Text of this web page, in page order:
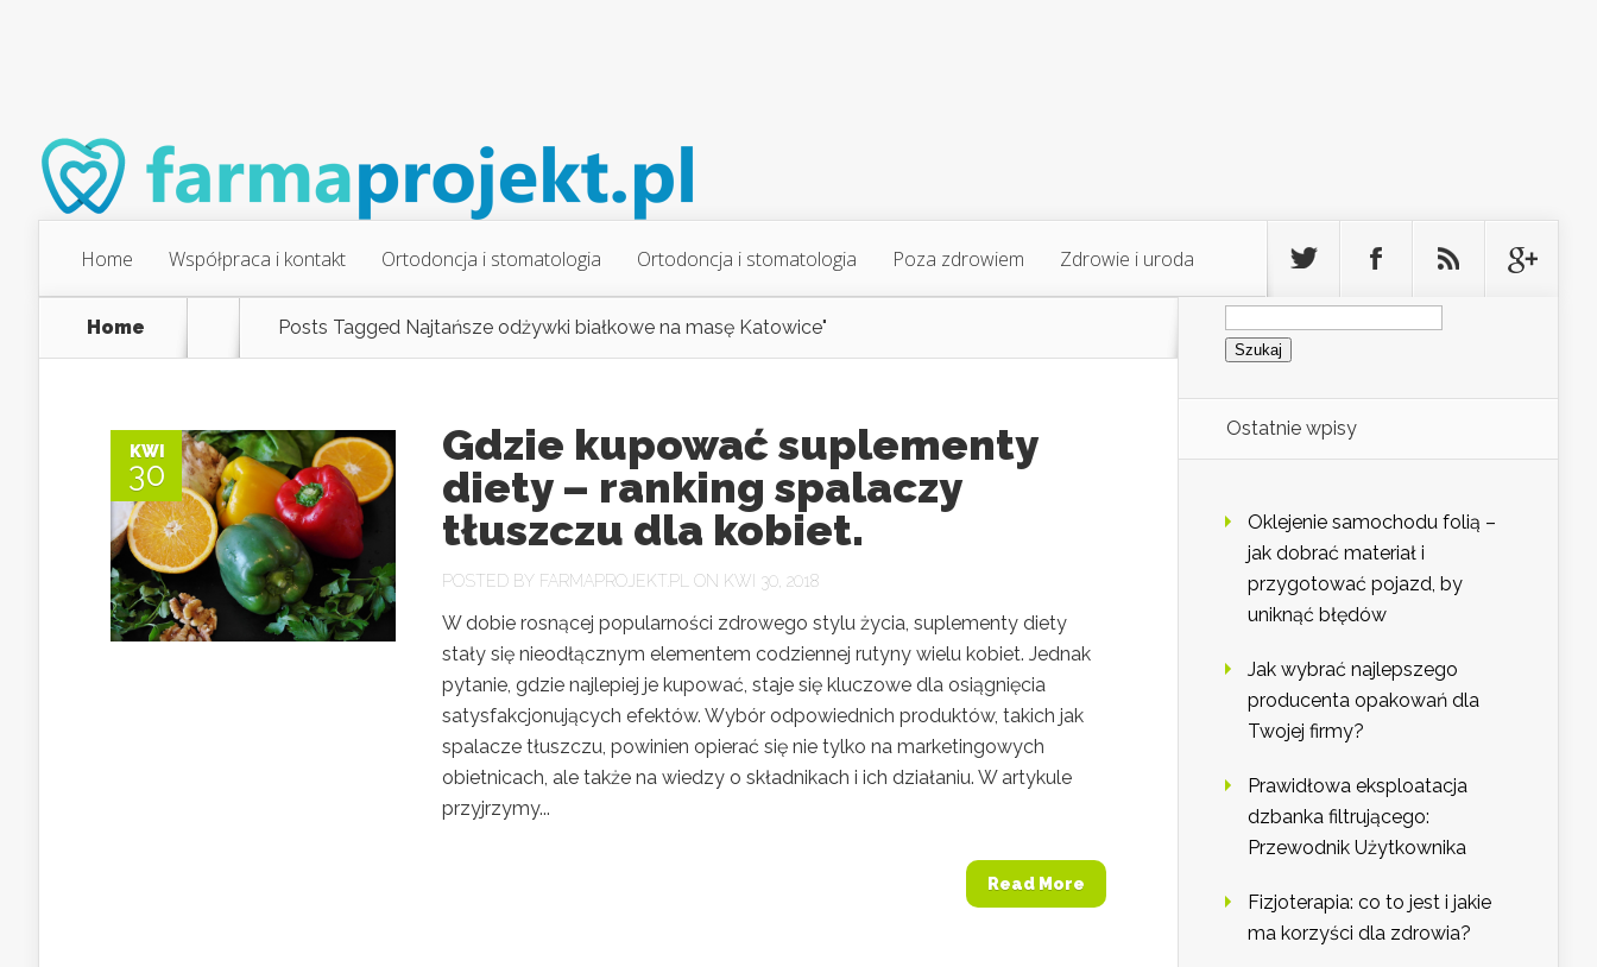
Home Współpraca i kontakt Ortodoncja i stomatologia Ortodoncja i stomatologia Poza zdrowiem Zdrowie i uroda
Home Posts Tagged Najtańsze odżywki białkowe na masę Katowice"
KWI
30
Gdzie kupować suplementy
diety – ranking spalaczy
tłuszczu dla kobiet.
POSTED BY FARMAPROJEKT.PL ON KWI 30, 2018
W dobie rosnącej popularności zdrowego stylu życia, suplementy diety
stały się nieodłącznym elementem codziennej rutyny wielu kobiet. Jednak
pytanie, gdzie najlepiej je kupować, staje się kluczowe dla osiągnięcia
satysfakcjonujących efektów. Wybór odpowiednich produktów, takich jak
spalacze tłuszczu, powinien opierać się nie tylko na marketingowych
obietnicach, ale także na wiedzy o składnikach i ich działaniu. W artykule
przyjrzymy...
Read More
Szukaj:
Ostatnie wpisy
Oklejenie samochodu folią –
jak dobrać materiał i
przygotować pojazd, by
uniknąć błędów
Jak wybrać najlepszego
producenta opakowań dla
Twojej firmy?
Prawidłowa eksploatacja
dzbanka filtrującego:
Przewodnik Użytkownika
Fizjoterapia: co to jest i jakie
ma korzyści dla zdrowia?